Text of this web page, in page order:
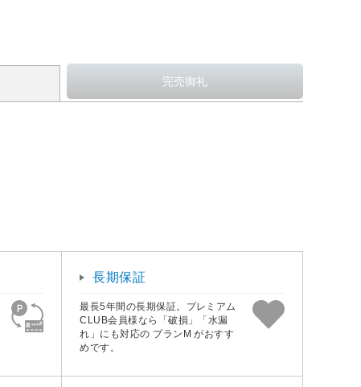
長期保証
最長5年間の長期保証。プレミアム
CLUB会員様なら「破損」「水漏
れ」にも対応の プランM がおすす
めです。